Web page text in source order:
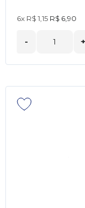
6x R$ 1,15 R$ 6,90
- +